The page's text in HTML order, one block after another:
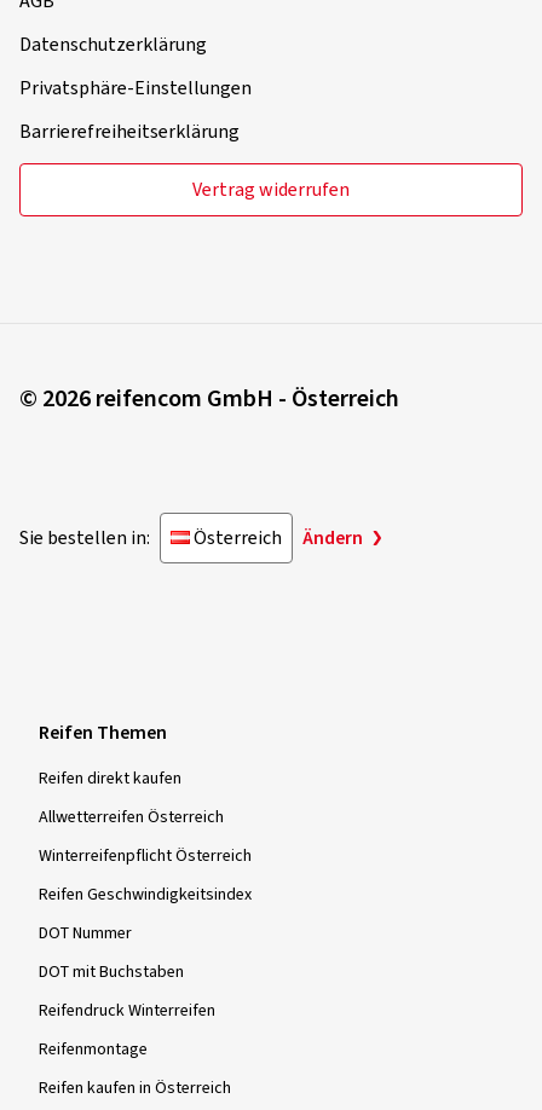
Datenschutzerklärung
Privatsphäre-Einstellungen
Barrierefreiheitserklärung
Vertrag widerrufen
© 2026 reifencom GmbH - Österreich
Sie bestellen in: Österreich Ändern
Reifen Themen
Reifen direkt kaufen
Allwetterreifen Österreich
Winterreifenpflicht Österreich
Reifen Geschwindigkeitsindex
DOT Nummer
DOT mit Buchstaben
Reifendruck Winterreifen
Reifenmontage
Reifen kaufen in Österreich